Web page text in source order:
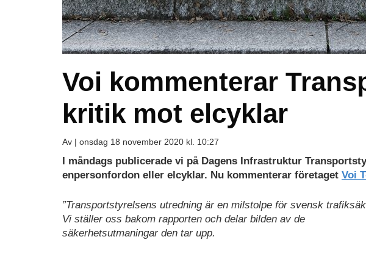
Voi kommenterar
kritik mot elcyklar
Av | onsdag 18 november 2020 kl. 10:27
I måndags publicerade vi på Dagens Infrastruktur
enpersonfordon eller elcyklar. Nu kommenterar företaget Voi
”Transportstyrelsens utredning är en milstolpe för svensk
Vi ställer oss bakom rapporten och delar bilden av de
säkerhetsutmaningar den tar upp.